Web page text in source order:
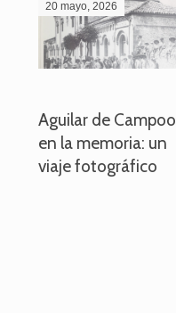
20 mayo, 2026
Aguilar de Campoo
en la memoria: un
viaje fotográfico